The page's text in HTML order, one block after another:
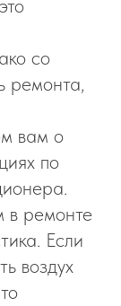
со
ремонта,
вам о
по
ремонте
Если
воздух